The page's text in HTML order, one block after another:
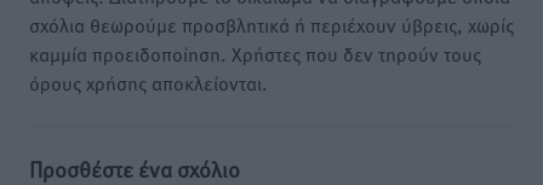
σχόλια θεωρούμε προσβλητικά ή περιέχουν ύβρεις, χωρίς
καμμία προειδοποίηση. Χρήστες που δεν τηρούν τους
όρους χρήσης αποκλείονται.
Προσθέστε ένα σχόλιο